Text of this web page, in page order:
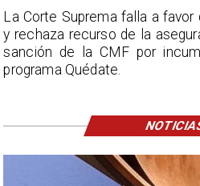
La Corte Suprema falla a favor
y rechaza recurso de la
sanción de la CMF por
programa Quédate.